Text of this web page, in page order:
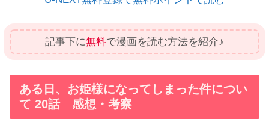
記事下に無料で漫画を読む方法を紹介♪
ある日、お姫様になってしまった件につい
て 20話 感想・考察